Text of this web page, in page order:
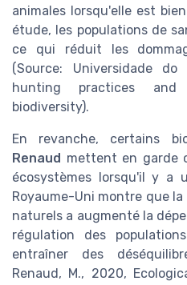
animales lorsqu'elle est
étude, les populations de
ce qui réduit les
(Source: Universidade do
hunting practices
biodiversity).
En revanche, certains
Renaud mettent en garde
écosystèmes lorsqu'il y a
Royaume-Uni montre que
naturels a augmenté la
régulation des
entraîner des
Renaud, M., 2020,